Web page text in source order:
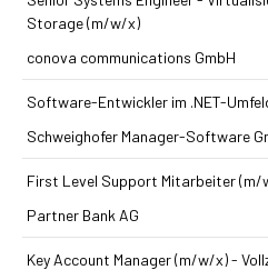
Storage (m/w/x)
conova communications GmbH
Software-Entwickler im .NET-
Schweighofer Manager-Software
First Level Support Mitarbeiter (m/
Partner Bank AG
Key Account Manager (m/w/x) -